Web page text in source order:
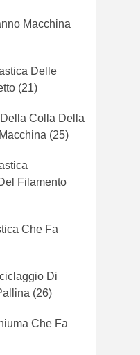
Macchina
Delle
(21)
Colla Della
(25)
Filamento
Che Fa
Di
(26)
Che Fa